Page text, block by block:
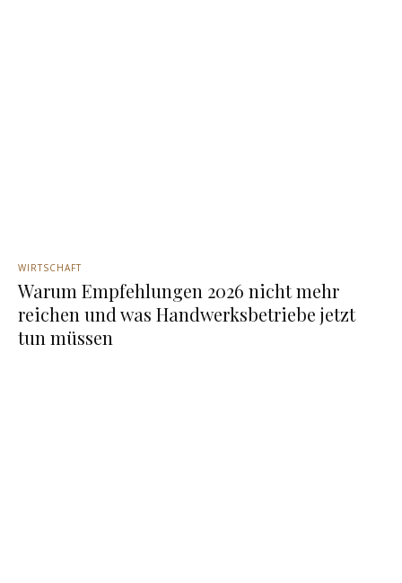
WIRTSCHAFT
Warum Empfehlungen 2026 nicht mehr
reichen und was Handwerksbetriebe jetzt
tun müssen